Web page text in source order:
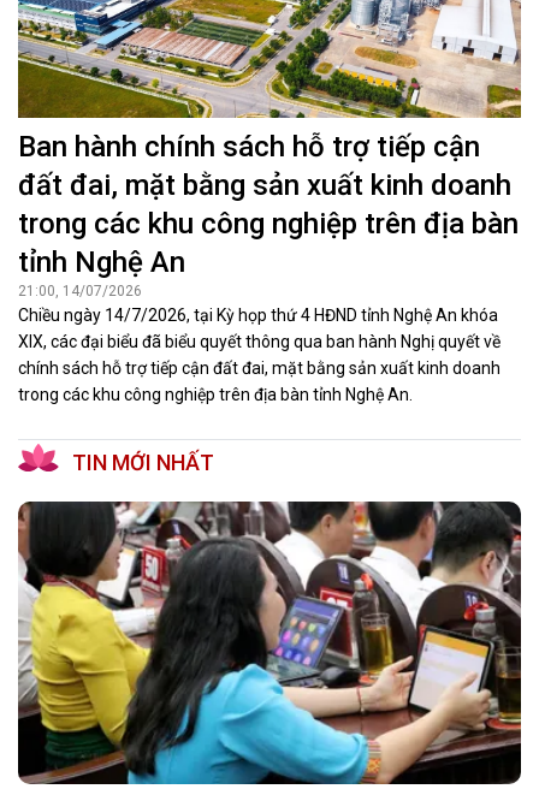
Ban hành chính sách hỗ trợ tiếp cận
đất đai, mặt bằng sản xuất kinh doanh
trong các khu công nghiệp trên địa bàn
tỉnh Nghệ An
21:00, 14/07/2026
Chiều ngày 14/7/2026, tại Kỳ họp thứ 4 HĐND tỉnh Nghệ An khóa
XIX, các đại biểu đã biểu quyết thông qua ban hành Nghị quyết về
chính sách hỗ trợ tiếp cận đất đai, mặt bằng sản xuất kinh doanh
trong các khu công nghiệp trên địa bàn tỉnh Nghệ An.
TIN MỚI NHẤT